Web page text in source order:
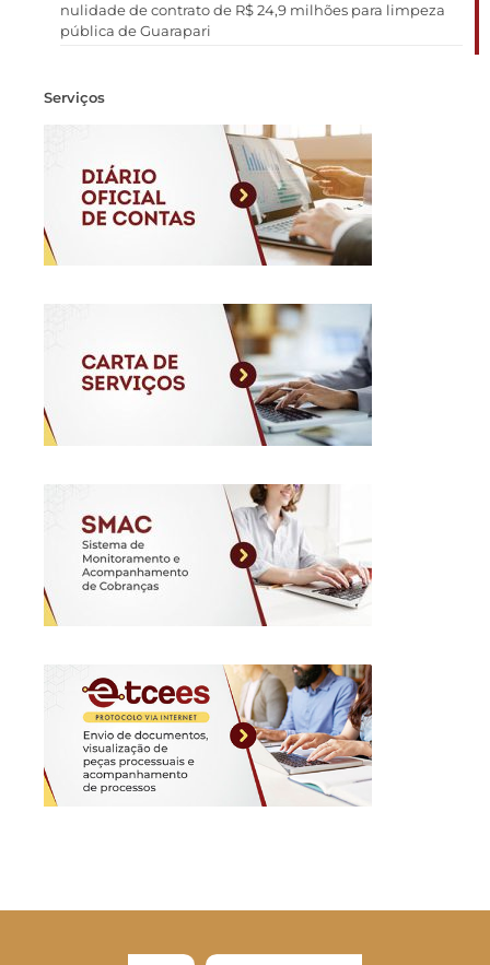
nulidade de contrato de R$ 24,9 milhões para limpeza
pública de Guarapari
Serviços